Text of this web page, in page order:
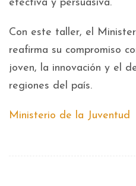
efectiva y persuasiva.
Con este taller, el
reafirma su compromiso
joven, la innovación y el
regiones del país.
Ministerio de la Juventud